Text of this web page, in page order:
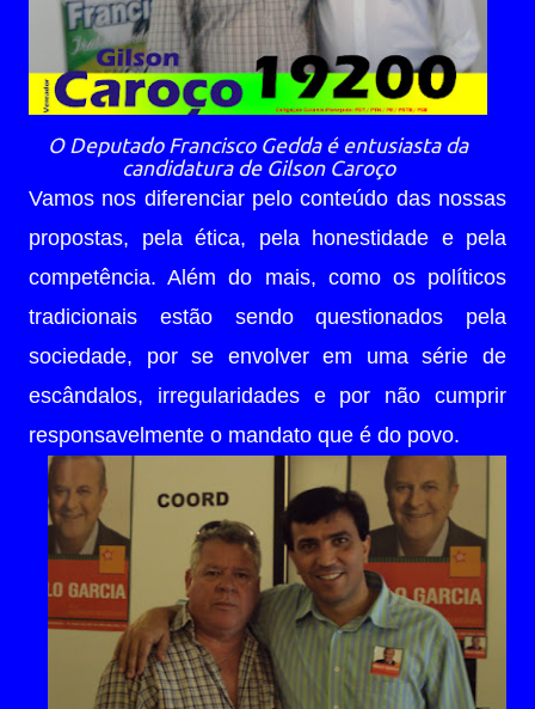
O Deputado Francisco Gedda é entusiasta da
candidatura de Gilson Caroço
Vamos nos diferenciar pelo conteúdo das nossas
propostas, pela ética, pela honestidade e pela
competência. Além do mais, como os políticos
tradicionais estão sendo questionados pela
sociedade, por se envolver em uma série de
escândalos, irregularidades e por não cumprir
responsavelmente o mandato que é do povo.